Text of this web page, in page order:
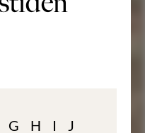
G H I
J